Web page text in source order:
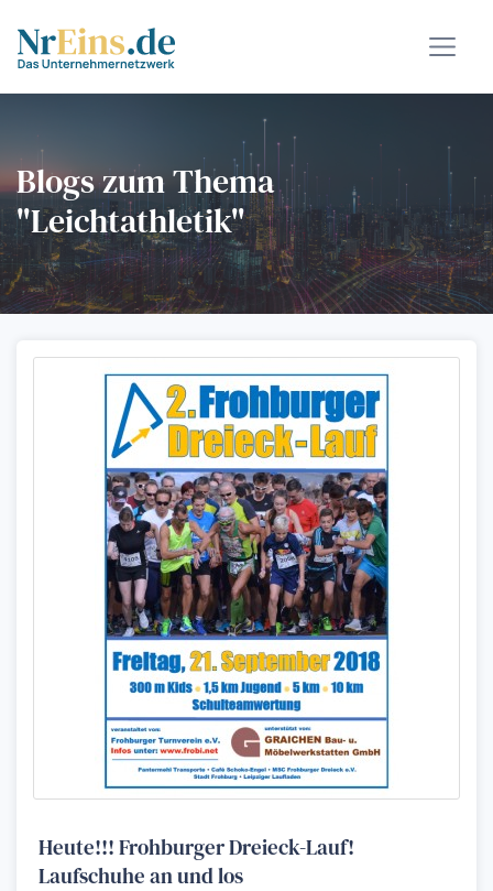
Blogs zum Thema
"Leichtathletik"
Heute!!! Frohburger Dreieck-Lauf!
Laufschuhe an und los